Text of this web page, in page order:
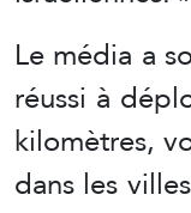
Le média a
réussi à
kilomètres,
dans les